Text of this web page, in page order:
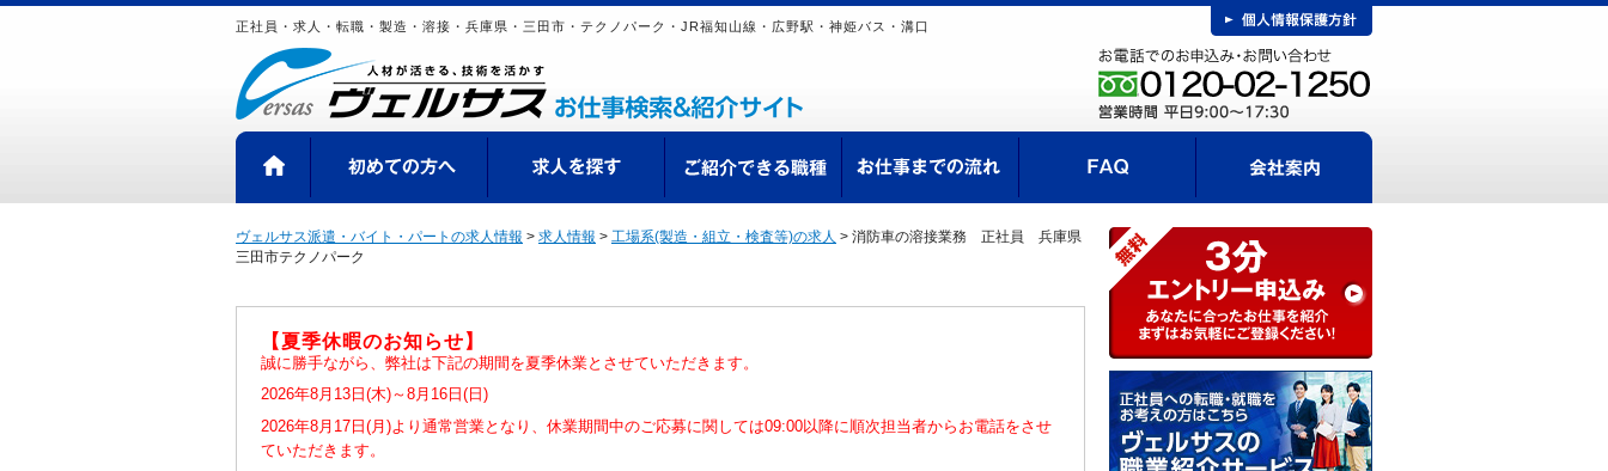
正社員・求人・転職・製造・溶接・兵庫県・三田市・テクノパーク・JR福知山線・広野駅・神姫バス・溝口
ヴェルサス派遣・バイト・パートの求人情報 > 求人情報 > 工場系(製造・組立・検査等)の求人 > 消防車の溶接業務 正社員 兵庫県
三田市テクノパーク
【夏季休暇のお知らせ】
誠に勝手ながら、弊社は下記の期間を夏季休業とさせていただきます。
2026年8月13日(木)～8月16日(日)
2026年8月17日(月)より通常営業となり、休業期間中のご応募に関しては09:00以降に順次担当者からお電話をさせ
ていただきます。